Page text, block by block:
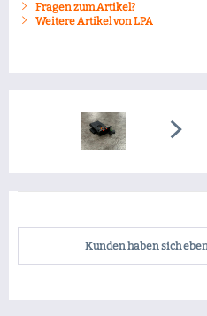
Fragen zum Artikel?
Weitere Artikel von LPA
Kunden haben sich